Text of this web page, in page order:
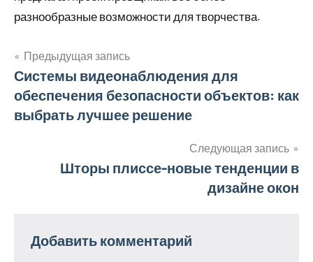
разнообразные возможности для творчества.
Навигация
по
Предыдущая запись
Системы видеонаблюдения для
обеспечения безопасности объектов: как
выбрать лучшее решение
Следующая запись
Шторы плиссе-новые тенденции в
дизайне окон
Добавить комментарий